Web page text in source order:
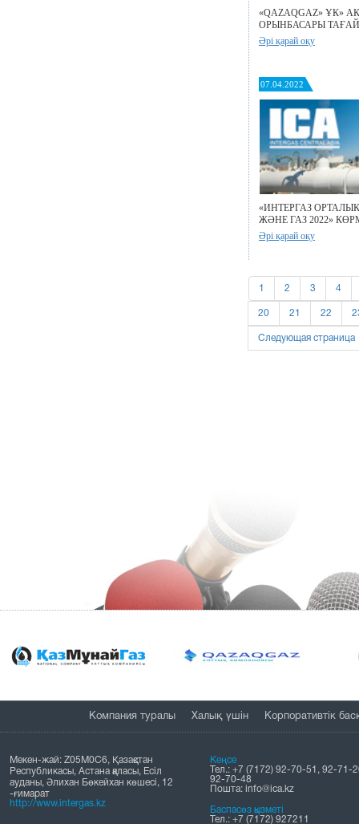
«QAZAQGAZ» ҰК»
ОРЫНБАСАРЫ
Әрі қарай оқу
07.04.2022
«ИНТЕРГАЗ
ЖӘНЕ ГАЗ 2022»
Әрі қарай оқу
1 2 3 4
20 21 22
Следующая страница
Компания туралы Халық үшін Корпоративтік
Мекен-жай: Z05M0C6, Қазақстан
Республикасы, Астана қаласы, Есіл
ауданы, Әлихан Бөкейхан көшесі, 12
-ғимарат
http://www.intergas.kz
Кеңсе
Тел.: +7 (7172) 92-70-51, 92-71-
92-70-48
Пошта: info@ica.kz
Баспасөз қызметі
Тел.: +7 (7172) 927211